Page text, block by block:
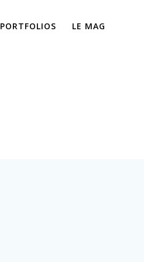
PORTFOLIOS LE MAG